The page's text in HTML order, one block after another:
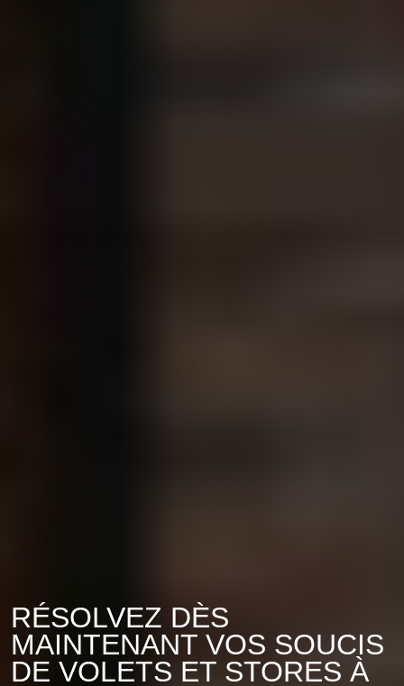
RÉSOLVEZ DÈS
MAINTENANT VOS SOUCIS
DE VOLETS ET STORES À